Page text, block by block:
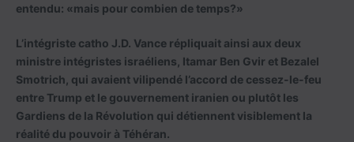
entendu: «mais pour combien de temps?»
L’intégriste catho J.D. Vance répliquait ainsi aux deux
ministre intégristes israéliens, Itamar Ben Gvir et Bezalel
Smotrich, qui avaient vilipendé l’accord de cessez-le-feu
entre Trump et le gouvernement iranien ou plutôt les
Gardiens de la Révolution qui détiennent visiblement la
réalité du pouvoir à Téhéran.